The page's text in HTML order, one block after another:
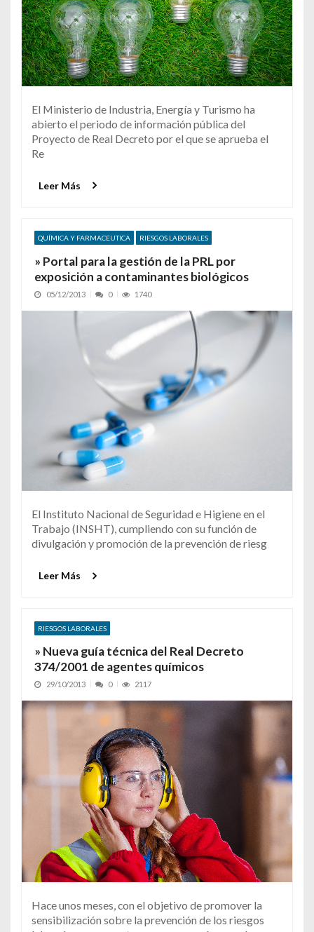
El Ministerio de Industria, Energía y Turismo ha
abierto el periodo de información pública del
Proyecto de Real Decreto por el que se aprueba el
Re
Leer Más
QUÍMICA Y FARMACEUTICA RIESGOS LABORALES
» Portal para la gestión de la PRL por
exposición a contaminantes biológicos
05/12/2013 0 1740
El Instituto Nacional de Seguridad e Higiene en el
Trabajo (INSHT), cumpliendo con su función de
divulgación y promoción de la prevención de riesg
Leer Más
RIESGOS LABORALES
» Nueva guía técnica del Real Decreto
374/2001 de agentes químicos
29/10/2013 0 2117
Hace unos meses, con el objetivo de promover la
sensibilización sobre la prevención de los riesgos